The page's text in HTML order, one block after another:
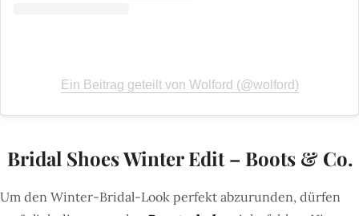
Ein Beitrag geteilt von Wolford (@wolford)
Bridal Shoes Winter Edit – Boots & Co.
Um den Winter-Bridal-Look perfekt abzurunden, dürfen